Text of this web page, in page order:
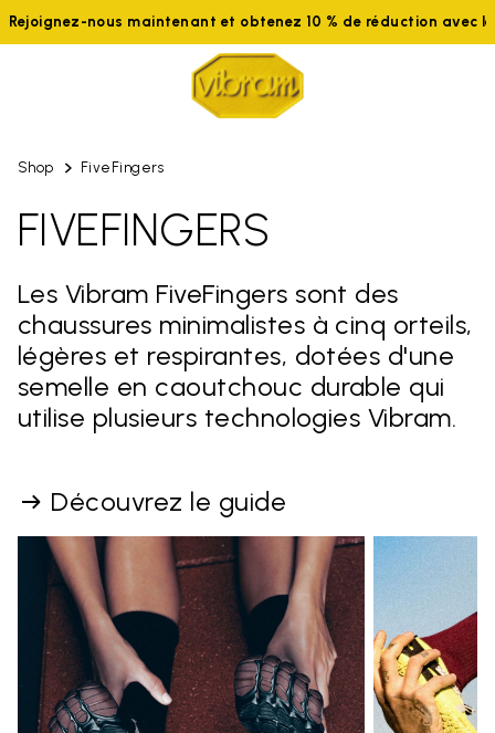
Rejoignez-nous maintenant et obtenez 10 % de réduction avec le
Shop FiveFingers
FIVEFINGERS
Les Vibram FiveFingers sont des
chaussures minimalistes à cinq orteils,
légères et respirantes, dotées d'une
semelle en caoutchouc durable qui
utilise plusieurs technologies Vibram.
Découvrez le guide